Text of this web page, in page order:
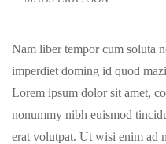
Nam liber tempor cum soluta
imperdiet doming id quod
Lorem ipsum dolor sit amet,
nonummy nibh euismod
erat volutpat. Ut wisi enim ad